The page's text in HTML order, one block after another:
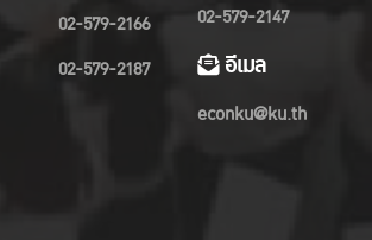
02-579-2166
02-579-2187
02-579-2147
อีเมล
econku@ku.th